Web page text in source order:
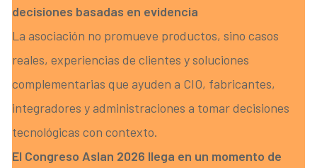
decisiones basadas en evidencia
La asociación no promueve productos, sino casos
reales, experiencias de clientes y soluciones
complementarias que ayuden a CIO, fabricantes,
integradores y administraciones a tomar decisiones
tecnológicas con contexto.
El Congreso Aslan 2026 llega en un momento de